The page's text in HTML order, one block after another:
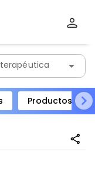
arrow_drop_down
Productos
share